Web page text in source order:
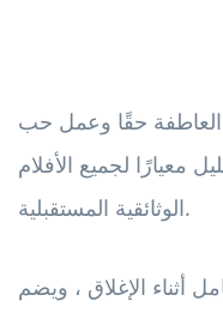
حقًا وعمل حب
معيارًا لجميع الأفلام
الوثائقية المستقبلية.
أثناء الإغلاق ، ويضم